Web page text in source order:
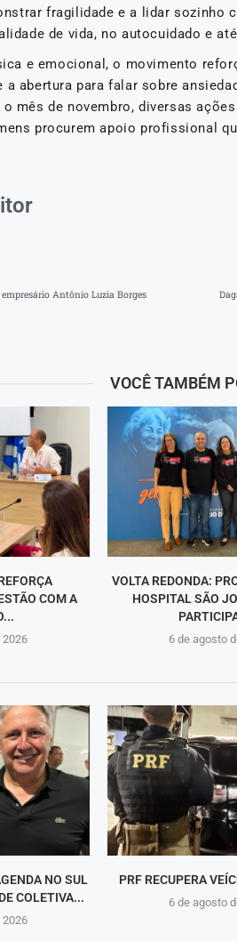
fragilidade e a lidar sozinho
de vida, no autocuidado e
e emocional, o movimento
a abertura para falar sobre
mês de novembro, diversas
procurem apoio profissional
Antônio Luzia Borges
VOCÊ TAMBÉM
COM A
2026
VOLTA REDONDA:
HOSPITAL SÃO
6 de agosto
NO SUL
COLETIVA...
2026
PRF RECUPERA
6 de agosto